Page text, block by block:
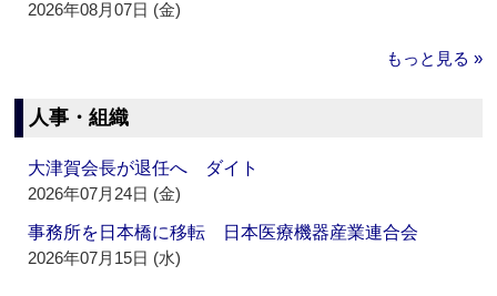
2026年08月07日 (金)
もっと見る »
人事・組織
大津賀会長が退任へ ダイト
2026年07月24日 (金)
事務所を日本橋に移転 日本医療機器産業連合会
2026年07月15日 (水)